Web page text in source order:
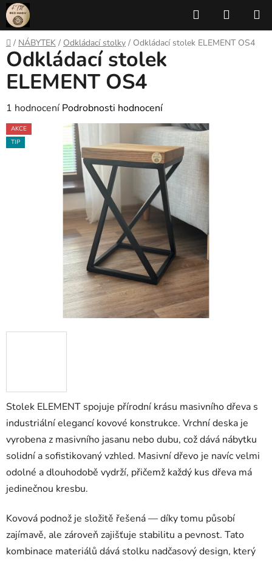
Přejít
na
obsah
Hledat
KOŠÍK
Domů
/ NÁBYTEK / Odkládací stolky / Odkládací stolek ELEMENT OS4
Stolek ELEMENT spojuje přírodní krásu masivního dřeva s
industriální elegancí kovové konstrukce. Vrchní deska je
vyrobena z masivního jasanu nebo dubu, což dává nábytku
solidní a sofistikovaný vzhled. Masivní dřevo je navíc velmi
odolné a dlouhodobě vydrží, přičemž každý kus dřeva má
jedinečnou kresbu.
Kovová podnož je složitě řešená — díky tomu působí
zajímavě, ale zároveň zajišťuje stabilitu a pevnost. Tato
kombinace materiálů dává stolku nadčasový design, který
Odkládací stolek
ELEMENT OS4
Průměrné
hodnocení
produktu
1 hodnocení Podrobnosti hodnocení
AKCE
TIP